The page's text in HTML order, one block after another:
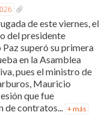
de este viernes, el
del presidente
superó su primera
en la Asamblea
pues el ministro de
Mauricio
que fue
de contratos... + más